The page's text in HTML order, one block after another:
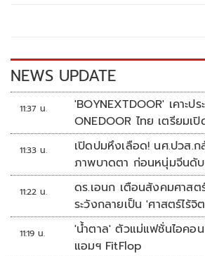
k k
NEWS UPDATE
11:37 น.
'BOYNEXTDOOR' เคาะปร
ONEDOOR ไทย เตรียมเ
11:33 น.
เปิดปมหึงเลือด! นศ.ปวส.
ภาพบาดตา ก่อนหนุ่มจีนดั
11:22 น.
ดร.เอนก เตือนสังคมศาสตร์
ระวังกลายเป็น 'ศาสตร์ไ
11:19 น.
'น้ำตาล' ตัวแม่แฟชั่นไอคอ
แอมฯ FitFlop